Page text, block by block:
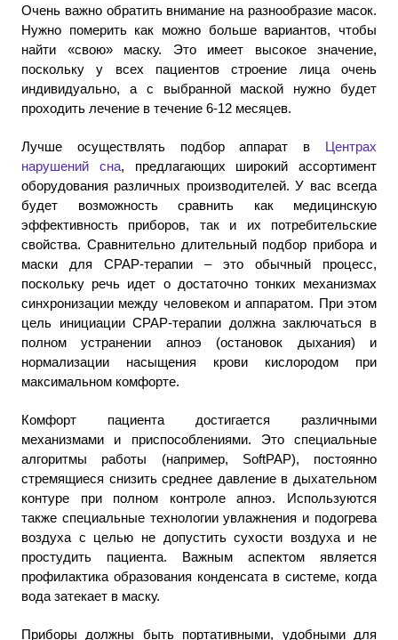
Очень важно обратить внимание на разнообразие масок.
Нужно померить как можно больше вариантов, чтобы
найти «свою» маску. Это имеет высокое значение,
поскольку у всех пациентов строение лица очень
индивидуально, а с выбранной маской нужно будет
проходить лечение в течение 6-12 месяцев.
Лучше осуществлять подбор аппарат в Центрах
нарушений сна, предлагающих широкий ассортимент
оборудования различных производителей. У вас всегда
будет возможность сравнить как медицинскую
эффективность приборов, так и их потребительские
свойства. Сравнительно длительный подбор прибора и
маски для CPAP-терапии – это обычный процесс,
поскольку речь идет о достаточно тонких механизмах
синхронизации между человеком и аппаратом. При этом
цель инициации СРАР-терапии должна заключаться в
полном устранении апноэ (остановок дыхания) и
нормализации насыщения крови кислородом при
максимальном комфорте.
Комфорт пациента достигается различными
механизмами и приспособлениями. Это специальные
алгоритмы работы (например, SoftPAP), постоянно
стремящиеся снизить среднее давление в дыхательном
контуре при полном контроле апноэ. Используются
также специальные технологии увлажнения и подогрева
воздуха с целью не допустить сухости воздуха и не
простудить пациента. Важным аспектом является
профилактика образования конденсата в системе, когда
вода затекает в маску.
Приборы должны быть портативными, удобными для